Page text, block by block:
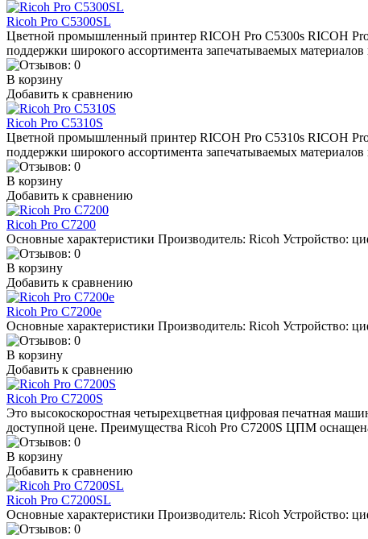
Ricoh Pro C5300SL
Цветной промышленный принтер RICOH Pro C5300s RICOH Pro
поддержки широкого ассортимента запечатываемых
В корзину
Добавить к сравнению
Ricoh Pro C5310S
Цветной промышленный принтер RICOH Pro C5310s RICOH Pro
поддержки широкого ассортимента запечатываемых
В корзину
Добавить к сравнению
Ricoh Pro C7200
Основные характеристики Производитель: Ricoh Устройство:
В корзину
Добавить к сравнению
Ricoh Pro C7200e
Основные характеристики Производитель: Ricoh Устройство:
В корзину
Добавить к сравнению
Ricoh Pro C7200S
Это высокоскоростная четырехцветная цифровая печатная
доступной цене. Преимущества Ricoh Pro C7200S ЦПМ
В корзину
Добавить к сравнению
Ricoh Pro C7200SL
Основные характеристики Производитель: Ricoh Устройство: